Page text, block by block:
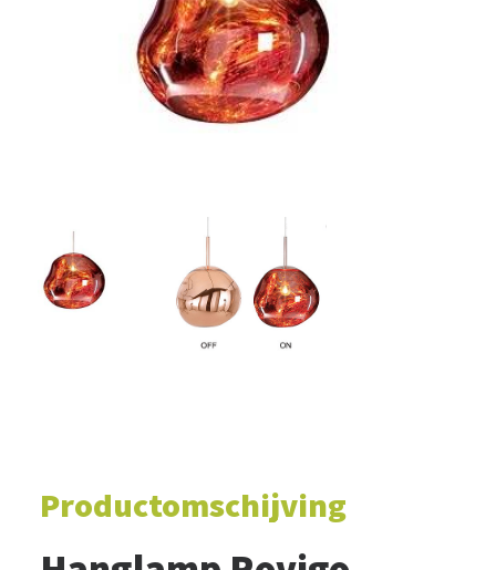
LOGIN / REGISTER
WINKELWAGEN
Productomschijving